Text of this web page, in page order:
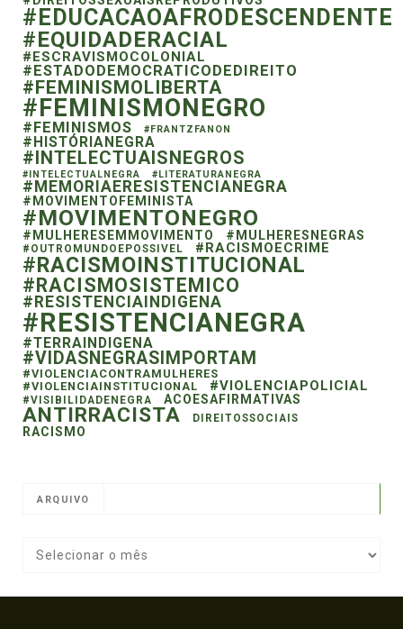
#EDUCACAOAFRODESCENDENTE
#EQUIDADERACIAL
#ESCRAVISMOCOLONIAL
#ESTADODEMOCRATICODEDIREITO
#FEMINISMOLIBERTA
#FEMINISMONEGRO
#FEMINISMOS #FRANTZFANON
#HISTÓRIANEGRA
#INTELECTUAISNEGROS
#INTELECTUALNEGRA #LITERATURANEGRA
#MEMORIAERESISTENCIANEGRA
#MOVIMENTOFEMINISTA
#MOVIMENTONEGRO
#MULHERESEMMOVIMENTO #MULHERESNEGRAS
#OUTROMUNDOEPOSSIVEL #RACISMOECRIME
#RACISMOINSTITUCIONAL
#RACISMOSISTEMICO
#RESISTENCIAINDIGENA
#RESISTENCIANEGRA
#TERRAINDIGENA
#VIDASNEGRASIMPORTAM
#VIOLENCIACONTRAMULHERES
#VIOLENCIAINSTITUCIONAL
#VIOLENCIAPOLICIAL
#VISIBILIDADENEGRA ACOESAFIRMATIVAS
ANTIRRACISTA DIREITOSSOCIAIS
RACISMO
ARQUIVO